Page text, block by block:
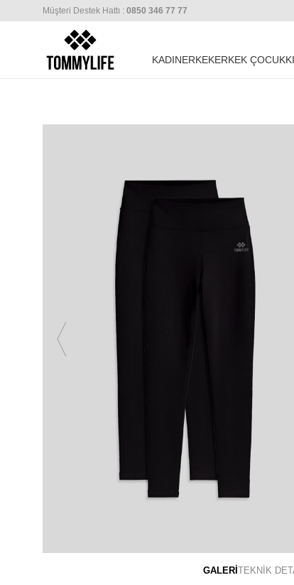
Müşteri Destek Hattı : 0850 346 77 77
KADINERKEKERKEK ÇOCUK
GALERİ TEKNİK